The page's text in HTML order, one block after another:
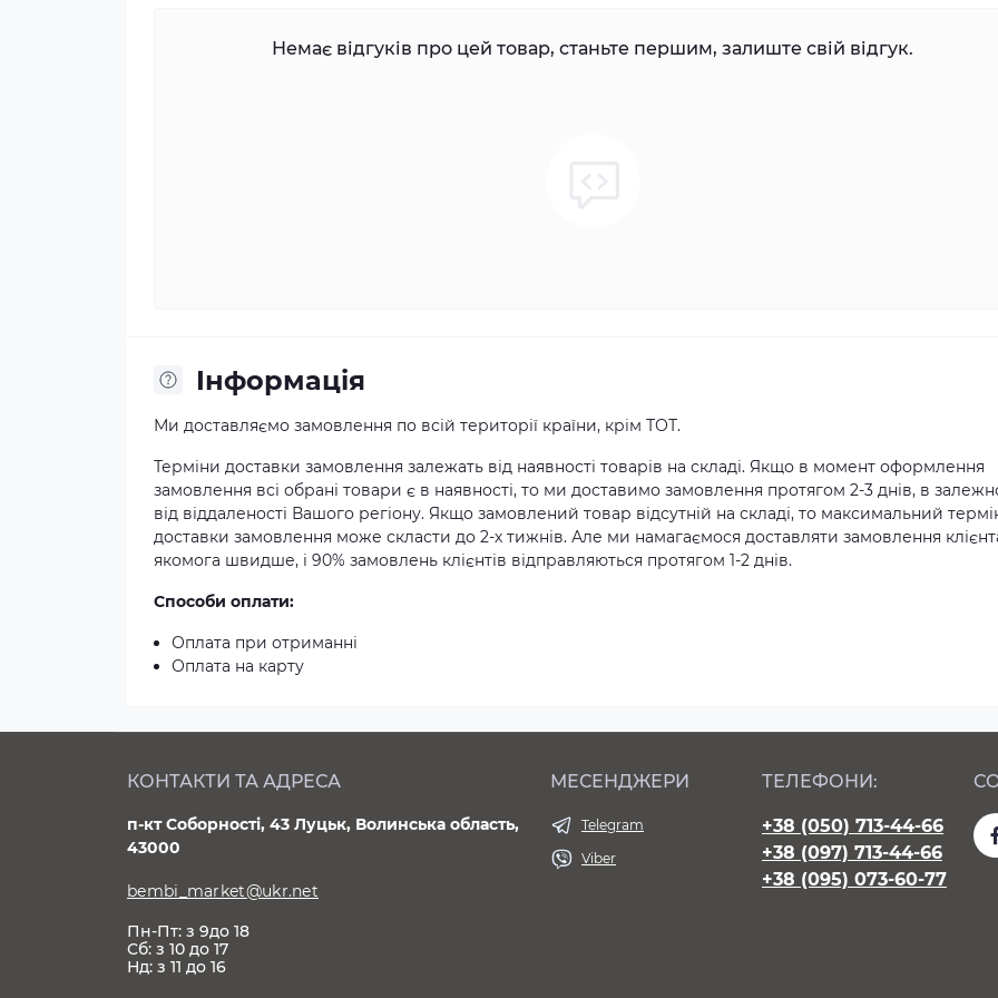
Немає відгуків про цей товар, станьте першим, залиште свій відгук.
Iнформація
Ми доставляємо замовлення по всій території країни, крім ТОТ.
Терміни доставки замовлення залежать від наявності товарів на складі. Якщо в момент оформлення
замовлення всі обрані товари є в наявності, то ми доставимо замовлення протягом 2-3 днів, в
від віддаленості Вашого регіону. Якщо замовлений товар відсутній на складі, то максимальний
доставки замовлення може скласти до 2-х тижнів. Але ми намагаємося доставляти замовлення
якомога швидше, і 90% замовлень клієнтів відправляються протягом 1-2 днів.
Способи оплати:
Оплата при отриманні
Оплата на карту
КОНТАКТИ ТА АДРЕСА
п-кт Соборності, 43 Луцьк, Волинська область,
43000
bembi_market@ukr.net
Пн-Пт: з 9до 18
Сб: з 10 до 17
Нд: з 11 до 16
МЕСЕНДЖЕРИ
Telegram
Viber
ТЕЛЕФОНИ:
+38 (050) 713-44-66
+38 (097) 713-44-66
+38 (095) 073-60-77